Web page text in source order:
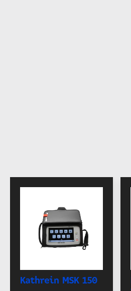
Kathrein MSK 150